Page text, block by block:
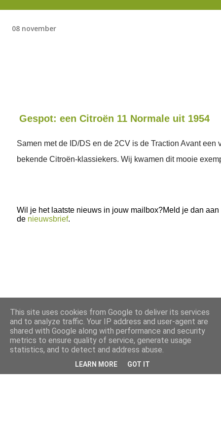
08 november
Gespot: een Citroën 11 Normale uit 1954
Samen met de ID/DS en de 2CV is de Traction Avant een
bekende Citroën-klassiekers. Wij kwamen dit mooie
Wil je het laatste nieuws in jouw mailbox?Meld je dan aan
de nieuwsbrief.
This site uses cookies from Google to deliver its services
and to analyze traffic. Your IP address and user-agent are
shared with Google along with performance and security
metrics to ensure quality of service, generate usage
statistics, and to detect and address abuse.
LEARN MORE GOT IT